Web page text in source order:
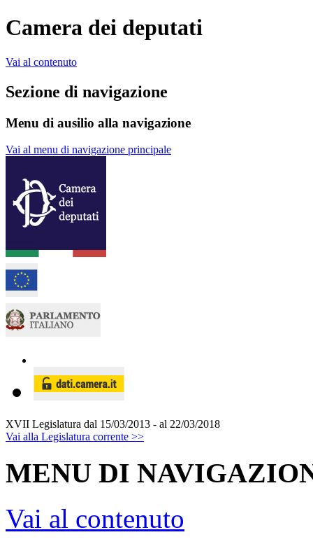
Camera dei deputati
Vai al contenuto
Sezione di navigazione
Menu di ausilio alla navigazione
Vai al menu di navigazione principale
XVII Legislatura dal 15/03/2013 - al 22/03/2018
Vai alla Legislatura corrente >>
MENU DI
Vai al contenuto